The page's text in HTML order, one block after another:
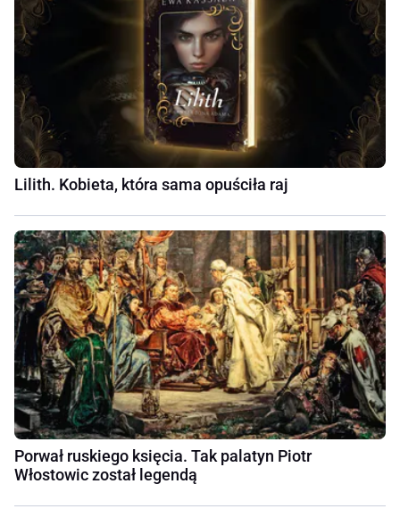
Lilith. Kobieta, która sama opuściła raj
Porwał ruskiego księcia. Tak palatyn Piotr
Włostowic został legendą